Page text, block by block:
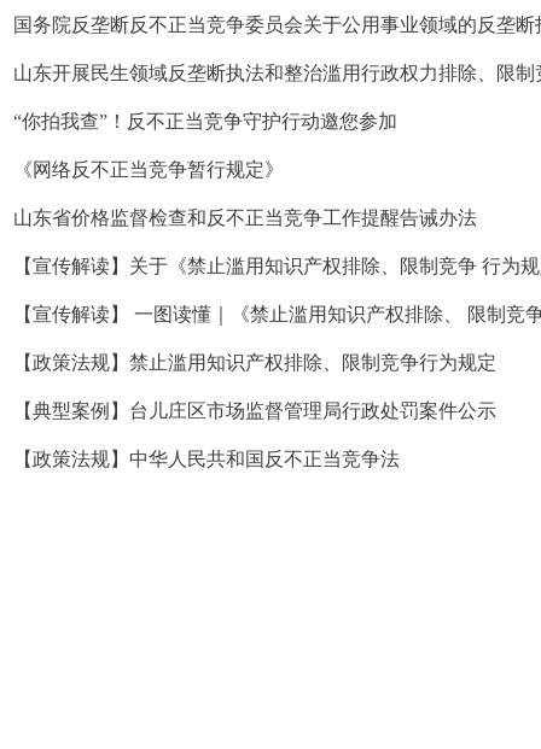
国务院反垄断反不正当竞争委员会关于公用事业领域的反垄断
山东开展民生领域反垄断执法和整治滥用行政权力排除、限制
“你拍我查”！反不正当竞争守护行动邀您参加
《网络反不正当竞争暂行规定》
山东省价格监督检查和反不正当竞争工作提醒告诫办法
【宣传解读】关于《禁止滥用知识产权排除、限制竞争 行为
【宣传解读】 一图读懂｜《禁止滥用知识产权排除、 限制竞
【政策法规】禁止滥用知识产权排除、限制竞争行为规定
【典型案例】台儿庄区市场监督管理局行政处罚案件公示
【政策法规】中华人民共和国反不正当竞争法